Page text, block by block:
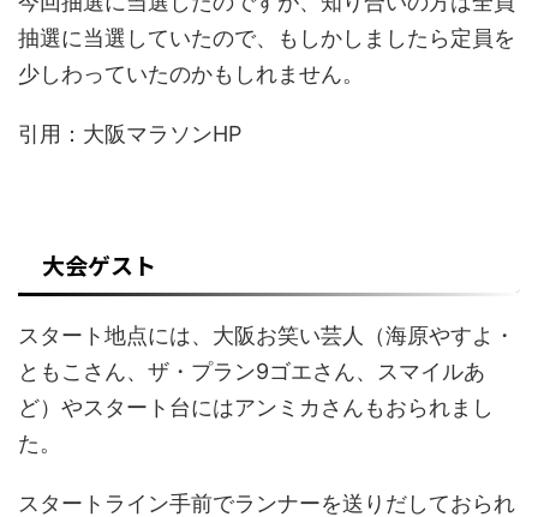
抽選に当選していたので、もしかしましたら定員を
少しわっていたのかもしれません。
引用：大阪マラソンHP
大会ゲスト
スタート地点には、大阪お笑い芸人（海原やすよ・
ともこさん、ザ・プラン9ゴエさん、スマイルあ
ど）やスタート台にはアンミカさんもおられまし
た。
スタートライン手前でランナーを送りだしておられ